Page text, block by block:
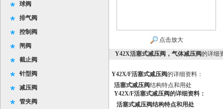
球阀
排气阀
控制阀
闸阀
截止阀
针型阀
减压阀
管夹阀
点击放大
Y42X活塞式减压阀，气体减压阀的详细
Y42X/F活塞式减压阀的详细资料：
活塞式减压阀结构特点和用处
Y42X/F活塞式减压阀的详细资料：
活塞式减压阀结构特点和用处